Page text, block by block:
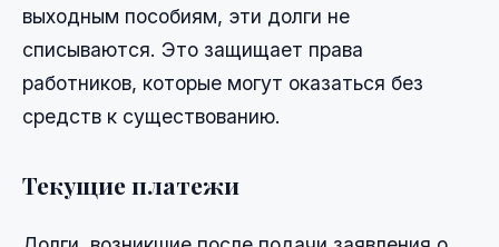
выходным пособиям, эти долги не
списываются. Это защищает права
работников, которые могут оказаться без
средств к существованию.
Текущие платежи